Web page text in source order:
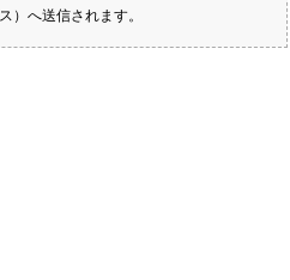
）へ送信されます。